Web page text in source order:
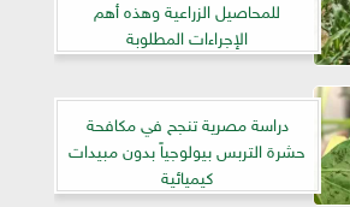
للمحاصيل الزراعية وهذه أهم
الإجراءات المطلوبة
دراسة مصرية تنجح في مكافحة
حشرة التربس بيولوجياً بدون مبيدات
كيميائية